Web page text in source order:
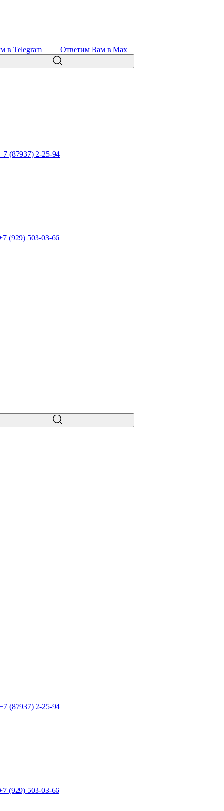
в Telegram Ответим Вам в Max
(87937) 2-25-94
(929) 503-03-66
(87937) 2-25-94
(929) 503-03-66